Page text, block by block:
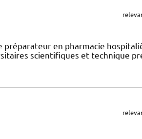
préparateur en pharmacie
scientifiques et technique